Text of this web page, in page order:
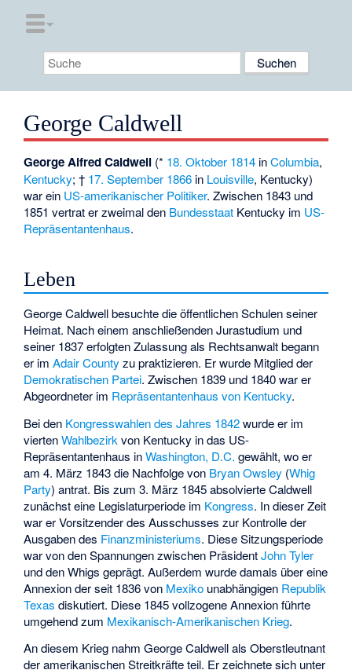
George Caldwell
George Alfred Caldwell (* 18. Oktober 1814 inColumbia,
Kentucky; † 17. September 1866 in Louisville, Kentucky)
war ein US-amerikanischer Politiker. Zwischen 1843 und
1851 vertrat er zweimal den Bundesstaat Kentucky im US-
Repräsentantenhaus.
Leben
George Caldwell besuchte die öffentlichen Schulen seiner
Heimat. Nach einem anschließenden Jurastudium und
seiner 1837 erfolgten Zulassung als Rechtsanwalt begann
er imAdair County zu praktizieren. Er wurde Mitglied der
Demokratischen Partei. Zwischen 1839 und 1840 war er
Abgeordneter im Repräsentantenhaus von Kentucky.
Bei den Kongresswahlen des Jahres 1842wurde er im
viertenWahlbezirk von Kentucky in das US-
Repräsentantenhaus inWashington, D.C. gewählt, wo er
am 4. März 1843 die Nachfolge von Bryan Owsley (Whig
Party) antrat. Bis zum 3. März 1845 absolvierte Caldwell
zunächst eine Legislaturperiode im Kongress. In dieser Zeit
war er Vorsitzender des Ausschusses zur Kontrolle der
Ausgaben des Finanzministeriums. Diese Sitzungsperiode
war von den Spannungen zwischen PräsidentJohn Tyler
und den Whigs geprägt. Außerdem wurde damals über eine
Annexion der seit 1836 von Mexiko unabhängigen Republik
Texas diskutiert. Diese 1845 vollzogene Annexion führte
umgehend zum Mexikanisch-Amerikanischen Krieg.
An diesem Krieg nahm George Caldwell als Oberstleutnant
der amerikanischen Streitkräfte teil. Er zeichnete sich unter